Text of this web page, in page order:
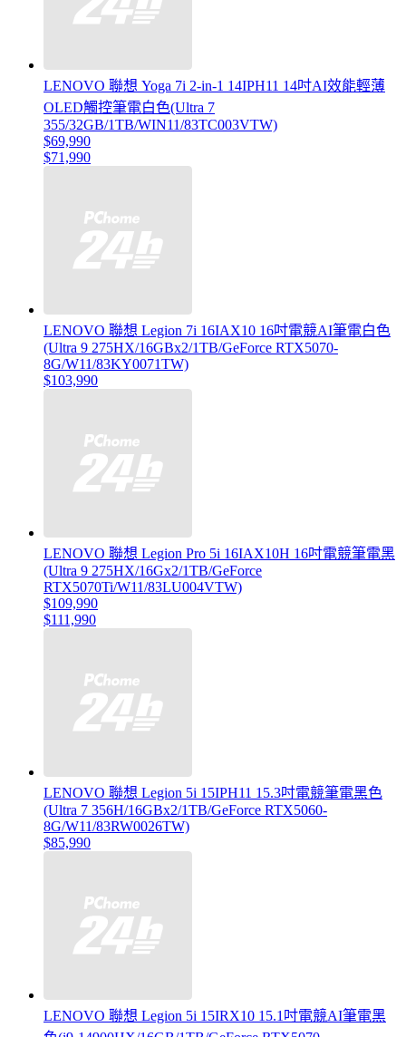
LENOVO 聯想 Yoga 7i 2-in-1 14IPH11 14吋AI效能輕薄
OLED觸控筆電白色(Ultra 7
355/32GB/1TB/WIN11/83TC003VTW)
$69,990
$71,990
LENOVO 聯想 Legion 7i 16IAX10 16吋電競AI筆電白色
(Ultra 9 275HX/16GBx2/1TB/GeForce RTX5070-
8G/W11/83KY0071TW)
$103,990
LENOVO 聯想 Legion Pro 5i 16IAX10H 16吋電競筆電黑
(Ultra 9 275HX/16Gx2/1TB/GeForce
RTX5070Ti/W11/83LU004VTW)
$109,990
$111,990
LENOVO 聯想 Legion 5i 15IPH11 15.3吋電競筆電黑色
(Ultra 7 356H/16GBx2/1TB/GeForce RTX5060-
8G/W11/83RW0026TW)
$85,990
LENOVO 聯想 Legion 5i 15IRX10 15.1吋電競AI筆電黑